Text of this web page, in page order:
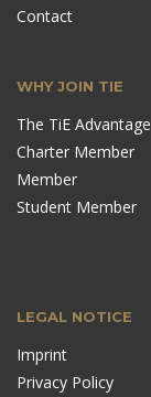
Contact
WHY JOIN TIE
The TiE Advantage
Charter Member
Member
Student Member
LEGAL NOTICE
Imprint
Privacy Policy